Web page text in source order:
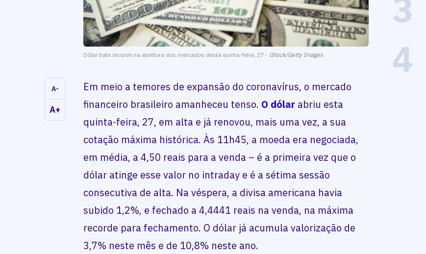
Dólar bate recorde na abertura dos mercados desta quinta-feira, 27 - iStock/Getty Images
A-
A+
Em meio a temores de expansão do coronavírus, o mercado
financeiro brasileiro amanheceu tenso. O dólar abriu esta
quinta-feira, 27, em alta e já renovou, mais uma vez, a sua
cotação máxima histórica. Às 11h45, a moeda era negociada,
em média, a 4,50 reais para a venda – é a primeira vez que o
dólar atinge esse valor no intraday e é a sétima sessão
consecutiva de alta. Na véspera, a divisa americana havia
subido 1,2%, e fechado a 4,4441 reais na venda, na máxima
recorde para fechamento. O dólar já acumula valorização de
3,7% neste mês e de 10,8% neste ano.
4